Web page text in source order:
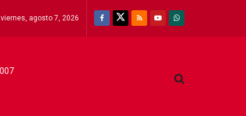
viernes, agosto 7, 2026